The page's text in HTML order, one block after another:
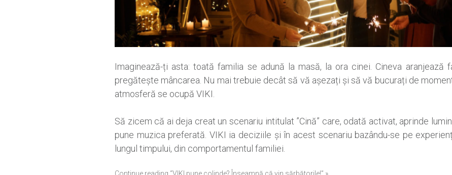
Imaginează-ți asta: toată familia se adună la masă, la ora cinei. Cineva aranjează
pregătește mâncarea. Nu mai trebuie decât să vă așezați și să vă bucurați de
atmosferă se ocupă VIKI.
Să zicem că ai deja creat un scenariu intitulat ”Cină” care, odată activat, aprinde
pune muzica preferată. VIKI ia deciziile și în acest scenariu bazându-se pe
lungul timpului, din comportamentul familiei.